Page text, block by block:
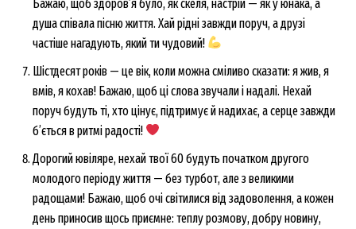
Бажаю, щоб здоров’я було, як скеля, настрій — як у юнака, а
душа співала пісню життя. Хай рідні завжди поруч, а друзі
частіше нагадують, який ти чудовий!
Шістдесят років — це вік, коли можна сміливо сказати: я жив, я
вмів, я кохав! Бажаю, щоб ці слова звучали і надалі. Нехай
поруч будуть ті, хто цінує, підтримує й надихає, а серце завжди
б’ється в ритмі радості!
Дорогий ювіляре, нехай твої 60 будуть початком другого
молодого періоду життя — без турбот, але з великими
радощами! Бажаю, щоб очі світилися від задоволення, а кожен
день приносив щось приємне: теплу розмову, добру новину,